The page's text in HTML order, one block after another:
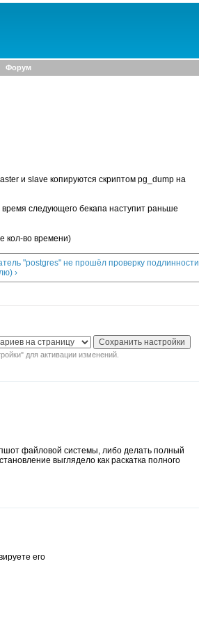
Форум
и slave копируются скриптом pg_dump на
следующего бекапа наступит раньше
кол-во времени)
"postgres" не прошёл проверку подлинности
›
для активации изменений.
файловой системы, либо делать полный
выглядело как раскатка полного
его